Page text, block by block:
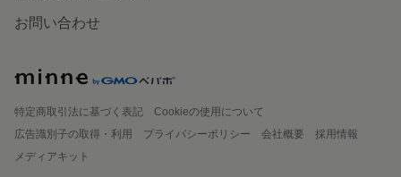
お問い合わせ
特定商取引法に基づく表記
Cookieの使用について
広告識別子の取得・利用
プライバシーポリシー 会社概要
採用情報
メディアキット